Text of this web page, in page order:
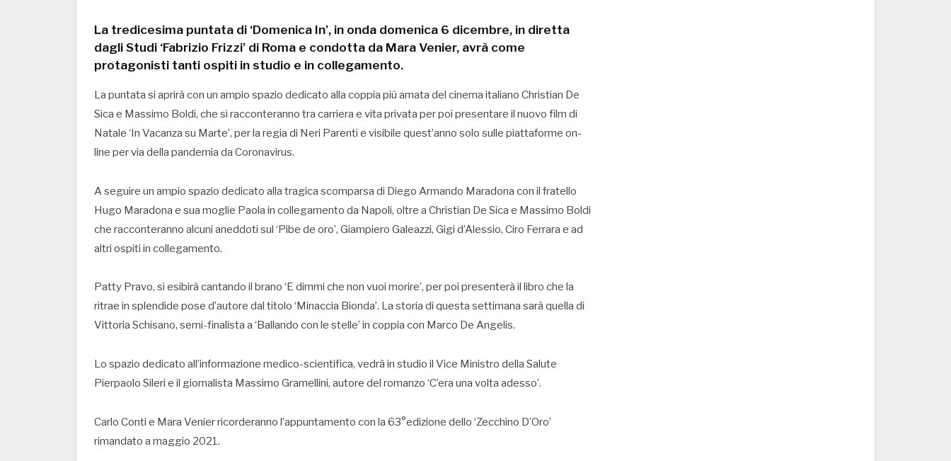
La tredicesima puntata di ‘Domenica In’, in onda domenica 6 dicembre, in diretta
dagli Studi ‘Fabrizio Frizzi’ di Roma e condotta da Mara Venier, avrà come
protagonisti tanti ospiti in studio e in collegamento.
La puntata si aprirà con un ampio spazio dedicato alla coppia più amata del cinema italiano Christian De
Sica e Massimo Boldi, che si racconteranno tra carriera e vita privata per poi presentare il nuovo film di
Natale ‘In Vacanza su Marte’, per la regia di Neri Parenti e visibile quest’anno solo sulle piattaforme on-
line per via della pandemia da Coronavirus.
A seguire un ampio spazio dedicato alla tragica scomparsa di Diego Armando Maradona con il fratello
Hugo Maradona e sua moglie Paola in collegamento da Napoli, oltre a Christian De Sica e Massimo Boldi
che racconteranno alcuni aneddoti sul ‘Pibe de oro’, Giampiero Galeazzi, Gigi d’Alessio, Ciro Ferrara e ad
altri ospiti in collegamento.
Patty Pravo, si esibirà cantando il brano ‘E dimmi che non vuoi morire’, per poi presenterà il libro che la
ritrae in splendide pose d’autore dal titolo ‘Minaccia Bionda’. La storia di questa settimana sarà quella di
Vittoria Schisano, semi-finalista a ‘Ballando con le stelle’ in coppia con Marco De Angelis.
Lo spazio dedicato all’informazione medico-scientifica, vedrà in studio il Vice Ministro della Salute
Pierpaolo Sileri e il giornalista Massimo Gramellini, autore del romanzo ‘C’era una volta adesso’.
Carlo Conti e Mara Venier ricorderanno l’appuntamento con la 63°edizione dello ‘Zecchino D’Oro’
rimandato a maggio 2021.